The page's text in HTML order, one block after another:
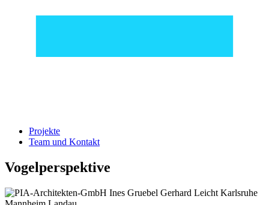
Projekte
Team und Kontakt
Vogelperspektive